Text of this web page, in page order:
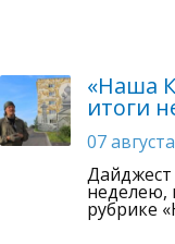
«Наша
итоги
07
Дайджест
неделею,
рубрике